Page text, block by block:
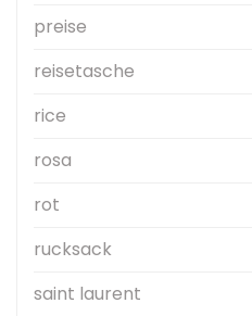
preise
reisetasche
rice
rosa
rot
rucksack
saint laurent